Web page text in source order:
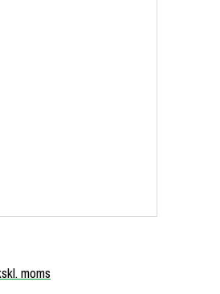
moms